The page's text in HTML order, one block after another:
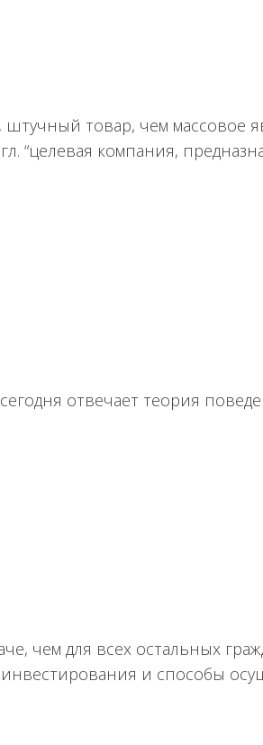
товар, чем массовое
“целевая компания,
отвечает теория
чем для всех остальных
и способы